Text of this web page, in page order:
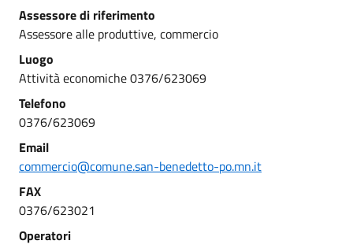
Assessore di riferimento
Assessore alle produttive, commercio
Luogo
Attività economiche 0376/623069
Telefono
0376/623069
Email
commercio@comune.san-benedetto-po.mn.it
FAX
0376/623021
Operatori